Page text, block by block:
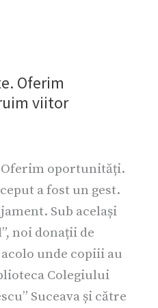
Oferim
viitor
oportunități.
a fost un gest.
Sub același
noi donații de
unde copiii au
Colegiului
Suceava și către